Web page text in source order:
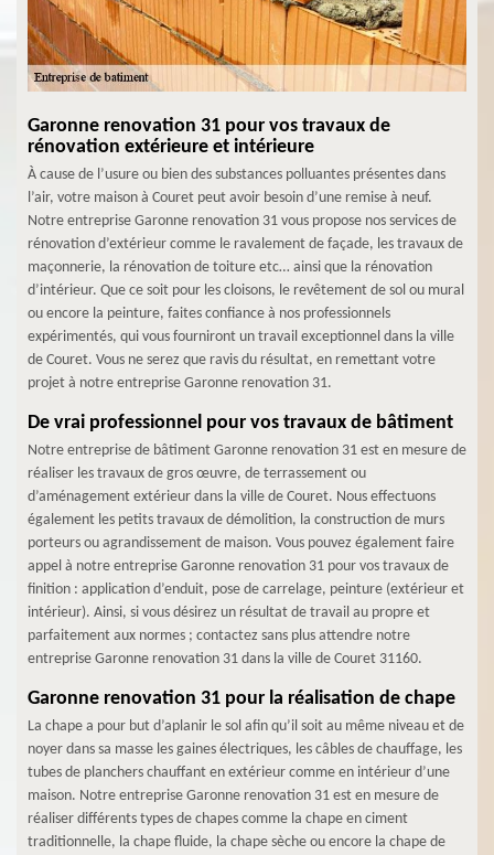
Garonne renovation 31 pour vos travaux de
rénovation extérieure et intérieure
À cause de l’usure ou bien des substances polluantes présentes dans
l’air, votre maison à Couret peut avoir besoin d’une remise à neuf.
Notre entreprise Garonne renovation 31 vous propose nos services de
rénovation d’extérieur comme le ravalement de façade, les travaux de
maçonnerie, la rénovation de toiture etc… ainsi que la rénovation
d’intérieur. Que ce soit pour les cloisons, le revêtement de sol ou mural
ou encore la peinture, faites confiance à nos professionnels
expérimentés, qui vous fourniront un travail exceptionnel dans la ville
de Couret. Vous ne serez que ravis du résultat, en remettant votre
projet à notre entreprise Garonne renovation 31.
De vrai professionnel pour vos travaux de bâtiment
Notre entreprise de bâtiment Garonne renovation 31 est en mesure de
réaliser les travaux de gros œuvre, de terrassement ou
d’aménagement extérieur dans la ville de Couret. Nous effectuons
également les petits travaux de démolition, la construction de murs
porteurs ou agrandissement de maison. Vous pouvez également faire
appel à notre entreprise Garonne renovation 31 pour vos travaux de
finition : application d’enduit, pose de carrelage, peinture (extérieur et
intérieur). Ainsi, si vous désirez un résultat de travail au propre et
parfaitement aux normes ; contactez sans plus attendre notre
entreprise Garonne renovation 31 dans la ville de Couret 31160.
Garonne renovation 31 pour la réalisation de chape
La chape a pour but d’aplanir le sol afin qu’il soit au même niveau et de
noyer dans sa masse les gaines électriques, les câbles de chauffage, les
tubes de planchers chauffant en extérieur comme en intérieur d’une
maison. Notre entreprise Garonne renovation 31 est en mesure de
réaliser différents types de chapes comme la chape en ciment
traditionnelle, la chape fluide, la chape sèche ou encore la chape de